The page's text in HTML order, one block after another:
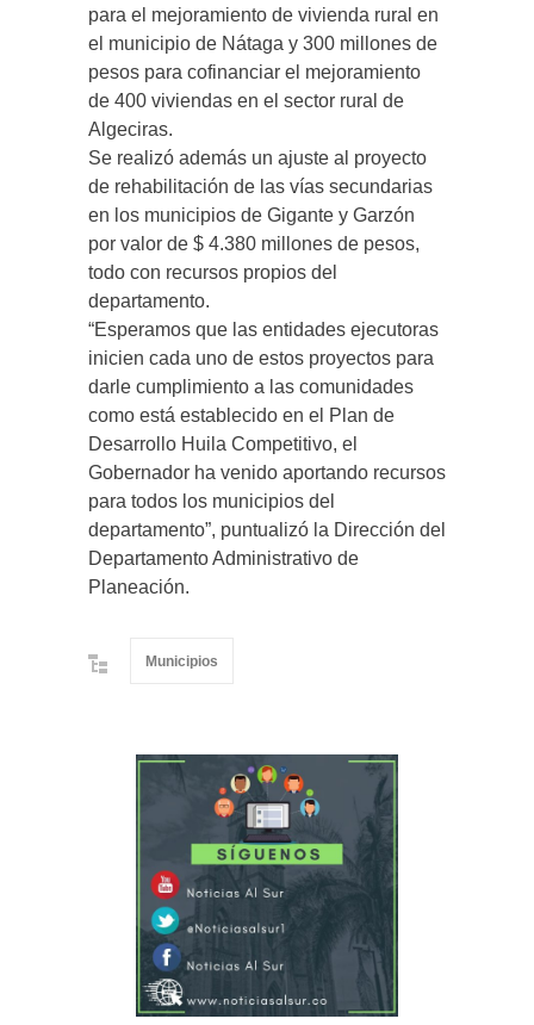
para el mejoramiento de vivienda rural en
el municipio de Nátaga y 300 millones de
pesos para cofinanciar el mejoramiento
de 400 viviendas en el sector rural de
Algeciras.
Se realizó además un ajuste al proyecto
de rehabilitación de las vías secundarias
en los municipios de Gigante y Garzón
por valor de $ 4.380 millones de pesos,
todo con recursos propios del
departamento.
“Esperamos que las entidades ejecutoras
inicien cada uno de estos proyectos para
darle cumplimiento a las comunidades
como está establecido en el Plan de
Desarrollo Huila Competitivo, el
Gobernador ha venido aportando recursos
para todos los municipios del
departamento”, puntualizó la Dirección del
Departamento Administrativo de
Planeación.
Municipios